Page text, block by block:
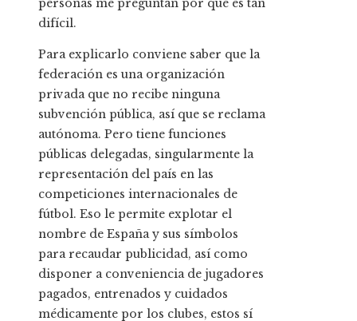
personas me preguntan por qué es tan
difícil.
Para explicarlo conviene saber que la
federación es una organización
privada que no recibe ninguna
subvención pública, así que se reclama
autónoma. Pero tiene funciones
públicas delegadas, singularmente la
representación del país en las
competiciones internacionales de
fútbol. Eso le permite explotar el
nombre de España y sus símbolos
para recaudar publicidad, así como
disponer a conveniencia de jugadores
pagados, entrenados y cuidados
médicamente por los clubes, estos sí